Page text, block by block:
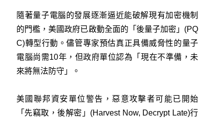
隨著量子電腦的發展逐漸逼近能破解現有加密機制
的門檻，美國政府已啟動全面的「後量子加密」(PQ
C)轉型行動。儘管專家預估真正具備威脅性的量子
電腦尚需10年，但政府單位認為「現在不準備，未
來將無法防守」。
美國聯邦資安單位警告，惡意攻擊者可能已開始
「先竊取，後解密」(Harvest Now, Decrypt Late)行